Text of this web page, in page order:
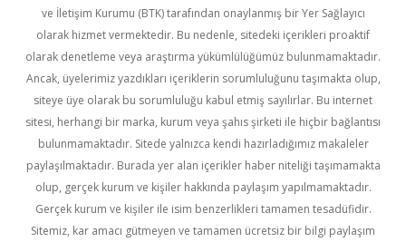
ve İletişim Kurumu (BTK) tarafından onaylanmış bir Yer Sağlayıcı
olarak hizmet vermektedir. Bu nedenle, sitedeki içerikleri proaktif
olarak denetleme veya araştırma yükümlülüğümüz bulunmamaktadır.
Ancak, üyelerimiz yazdıkları içeriklerin sorumluluğunu taşımakta olup,
siteye üye olarak bu sorumluluğu kabul etmiş sayılırlar. Bu internet
sitesi, herhangi bir marka, kurum veya şahıs şirketi ile hiçbir bağlantısı
bulunmamaktadır. Sitede yalnızca kendi hazırladığımız makaleler
paylaşılmaktadır. Burada yer alan içerikler haber niteliği taşımamakta
olup, gerçek kurum ve kişiler hakkında paylaşım yapılmamaktadır.
Gerçek kurum ve kişiler ile isim benzerlikleri tamamen tesadüfidir.
Sitemiz, kar amacı gütmeyen ve tamamen ücretsiz bir bilgi paylaşım